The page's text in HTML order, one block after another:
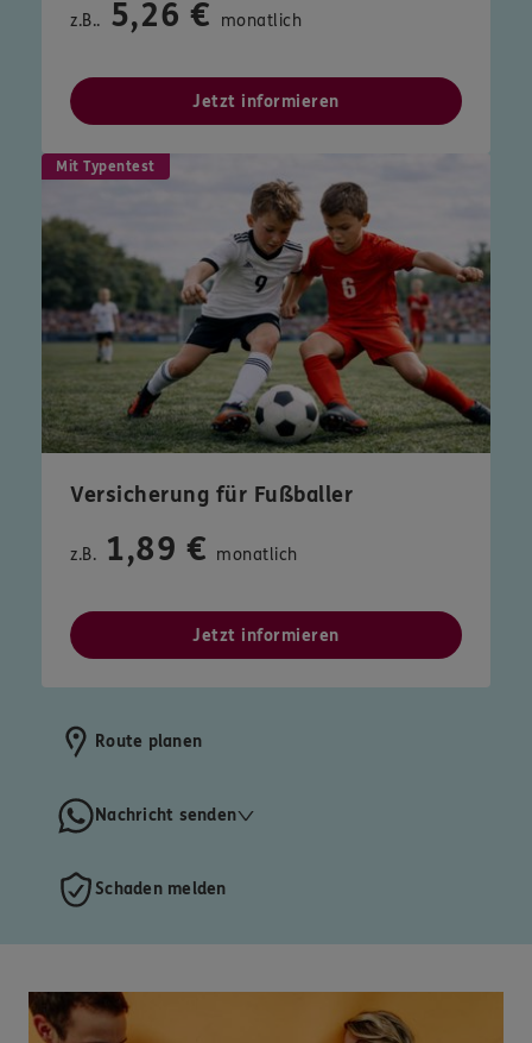
z.B.. 5,26 € monatlich
Jetzt informieren
Mit Typentest
Versicherung für Fußballer
z.B. 1,89 € monatlich
Jetzt informieren
Route planen
Nachricht senden
Schaden melden